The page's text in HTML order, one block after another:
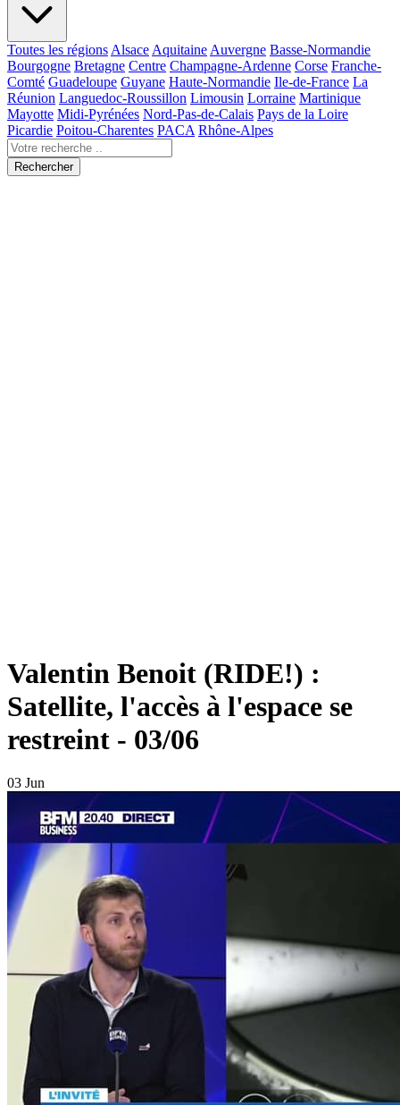
Toutes les régions Alsace Aquitaine Auvergne Basse-Normandie
Bourgogne Bretagne Centre Champagne-Ardenne Corse Franche-
Comté Guadeloupe Guyane Haute-Normandie Ile-de-France La
Réunion Languedoc-Roussillon Limousin Lorraine Martinique
Mayotte Midi-Pyrénées Nord-Pas-de-Calais Pays de la Loire
Picardie Poitou-Charentes PACA Rhône-Alpes
Rechercher
Valentin Benoit (RIDE!) :
Satellite, l'accès à l'espace se
restreint - 03/06
03 Jun